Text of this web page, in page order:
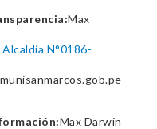
Max
N°0186-
Max Darwin